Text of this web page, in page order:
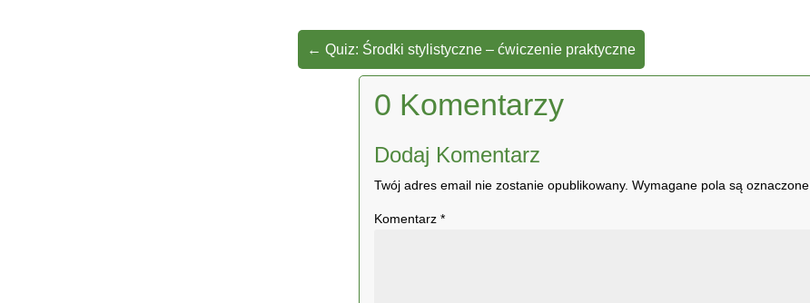
← Quiz: Środki stylistyczne – ćwiczenie praktyczne
0 Komentarzy
Dodaj Komentarz
Twój adres email nie zostanie opublikowany. Wymagane pola są oznaczone
Komentarz *